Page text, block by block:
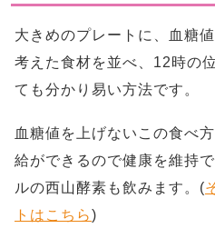
大きめのプレートに、血糖
考えた食材を並べ、12時の
ても分かり易い方法です。
血糖値を上げないこの食べ
給ができるので健康を維持
ルの西山酵素も飲みます。(
トはこちら)